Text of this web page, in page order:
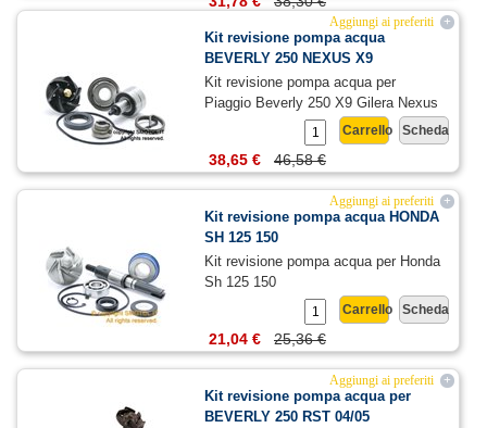
+
Aggiungi ai preferiti
Kit revisione pompa acqua
BEVERLY 250 NEXUS X9
Kit revisione pompa acqua per
Piaggio Beverly 250 X9 Gilera Nexus
Scheda
Carrello
46,58 €
38,65 €
+
Aggiungi ai preferiti
Kit revisione pompa acqua HONDA
SH 125 150
Kit revisione pompa acqua per Honda
Sh 125 150
Scheda
Carrello
25,36 €
21,04 €
+
Aggiungi ai preferiti
Kit revisione pompa acqua per
BEVERLY 250 RST 04/05